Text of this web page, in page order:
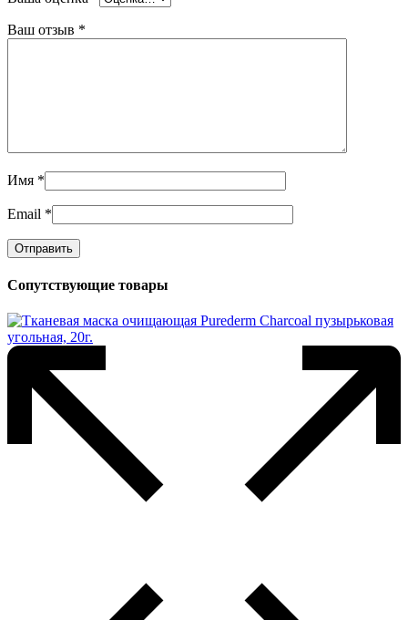
Ваш отзыв *
Имя *
Email *
Сопутствующие товары